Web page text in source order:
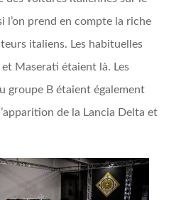
l’on prend en compte la riche
italiens. Les habituelles
Maserati étaient là. Les
groupe B étaient également
de la Lancia Delta et